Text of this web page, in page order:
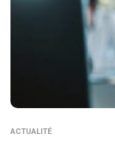
ACTUALITÉ